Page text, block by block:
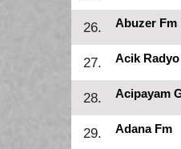
26. Abuzer Fm
27. Acik Radyo
28. Acipayam
29. Adana Fm